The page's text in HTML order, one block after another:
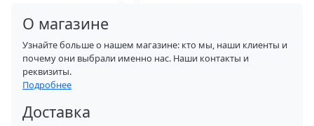
О магазине
Узнайте больше о нашем магазине: кто мы, наши клиенты и
почему они выбрали именно нас. Наши контакты и
реквизиты.
Подробнее
Доставка